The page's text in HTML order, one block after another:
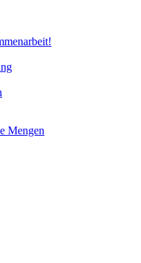
Mengen